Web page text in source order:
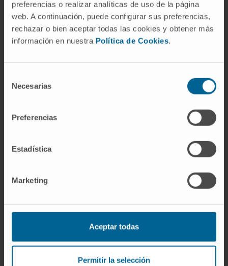
preferencias o realizar analíticas de uso de la página
web. A continuación, puede configurar sus preferencias,
rechazar o bien aceptar todas las cookies y obtener más
información en nuestra Política de Cookies.
Necesarias
Preferencias
Estadística
Marketing
Aceptar todas
Permitir la selección
Congreso Nacional de Hospitales y Gestión
Sanitaria:
Core Health Pie de cama.
riesgo.
procesos asistenciales para la consecución
de acreditación ISO 9001 en Urgencias.
Primaria.